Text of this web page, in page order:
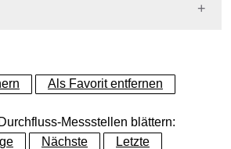
Als Favorit entfernen
Messstellen blättern:
Nächste Letzte